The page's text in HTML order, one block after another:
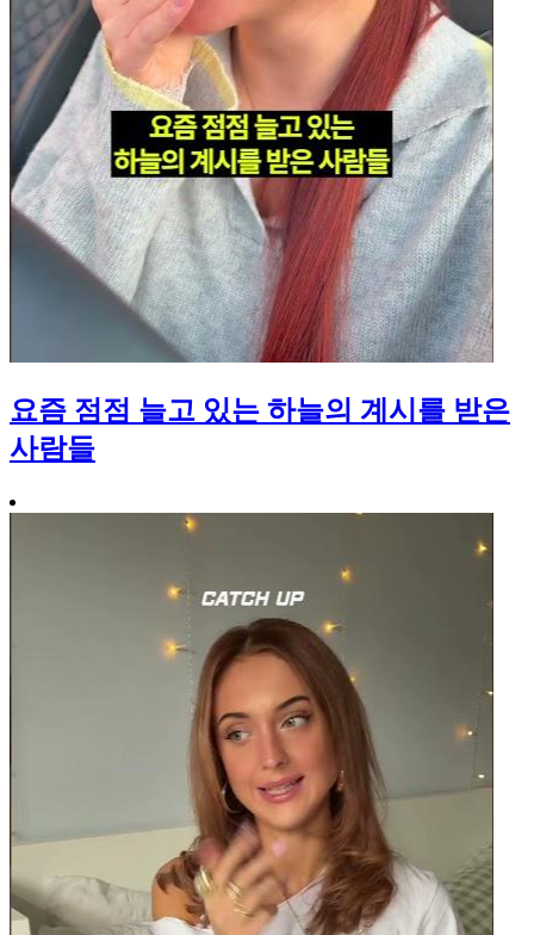
요즘 점점 늘고 있는 하늘의 계시를 받은
사람들